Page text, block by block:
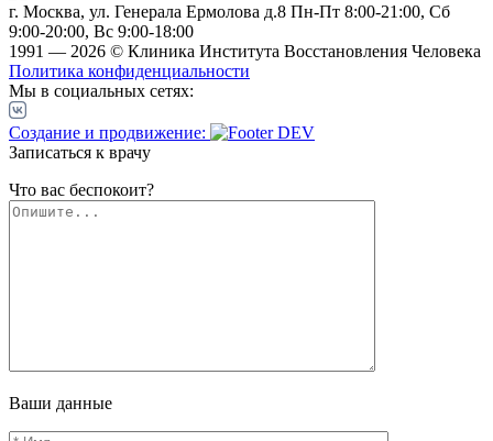
г. Москва, ул. Генерала Ермолова д.8 Пн-Пт 8:00-21:00, Сб
9:00-20:00, Вс 9:00-18:00
1991 — 2026 © Клиника Института Восстановления Человека
Политика конфиденциальности
Мы в социальных сетях:
Создание и продвижение:
Записаться к врачу
Что вас беспокоит?
Ваши данные